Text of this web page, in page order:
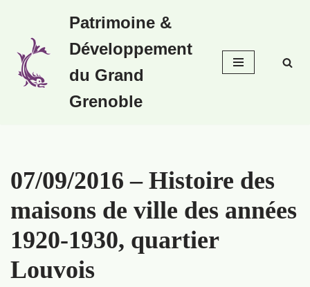
au
contenu
Patrimoine &
Développement
du Grand
Grenoble
07/09/2016 – Histoire des
maisons de ville des années
1920-1930, quartier
Louvois